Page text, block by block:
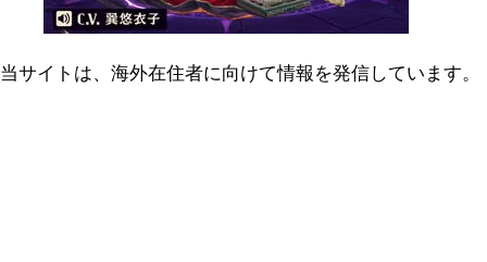
当サイトは、海外在住者に向けて情報を発信しています。